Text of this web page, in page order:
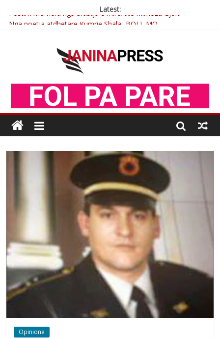
Latest:
Postim me vlera nga artistja e mirëfilltë Mimoza Gjoni
Nga poetja atdhetare Kumrie Shala -BOLL MO
Çlirimtari Mentor Mushkolaj nderohet me mirenjohje nga
Xhevdet Qeriqi Dega e invalidëve në Fushë Kosovë
Opinione